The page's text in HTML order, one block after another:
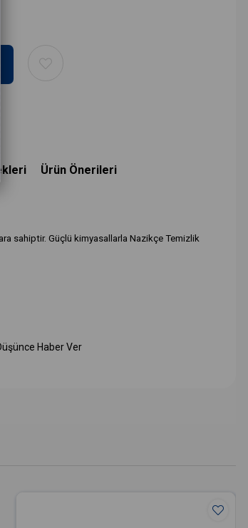
Ürün Önerileri
sahiptir. Güçlü kimyasallarla Nazikçe Temizlik
Haber Ver